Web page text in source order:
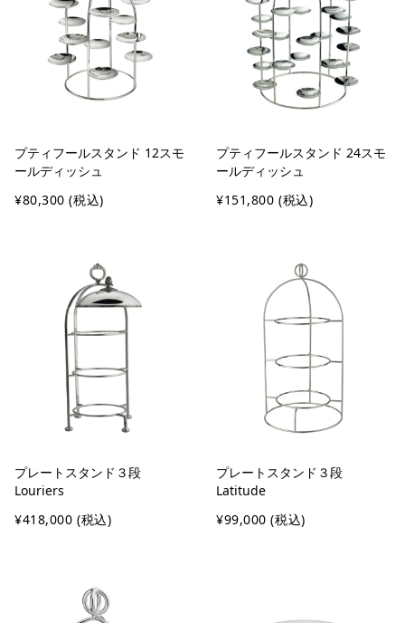
プティフールスタンド 12スモ
ールディッシュ
¥80,300 (税込)
プティフールスタンド 24スモ
ールディッシュ
¥151,800 (税込)
プレートスタンド３段
Louriers
¥418,000 (税込)
プレートスタンド３段
Latitude
¥99,000 (税込)